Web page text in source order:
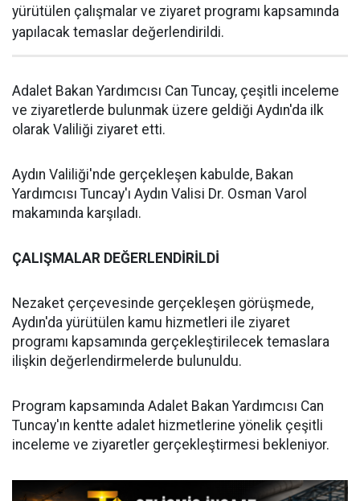
yürütülen çalışmalar ve ziyaret programı kapsamında
yapılacak temaslar değerlendirildi.
Adalet Bakan Yardımcısı Can Tuncay, çeşitli inceleme
ve ziyaretlerde bulunmak üzere geldiği Aydın'da ilk
olarak Valiliği ziyaret etti.
Aydın Valiliği'nde gerçekleşen kabulde, Bakan
Yardımcısı Tuncay'ı Aydın Valisi Dr. Osman Varol
makamında karşıladı.
ÇALIŞMALAR DEĞERLENDİRİLDİ
Nezaket çerçevesinde gerçekleşen görüşmede,
Aydın'da yürütülen kamu hizmetleri ile ziyaret
programı kapsamında gerçekleştirilecek temaslara
ilişkin değerlendirmelerde bulunuldu.
Program kapsamında Adalet Bakan Yardımcısı Can
Tuncay'ın kentte adalet hizmetlerine yönelik çeşitli
inceleme ve ziyaretler gerçekleştirmesi bekleniyor.